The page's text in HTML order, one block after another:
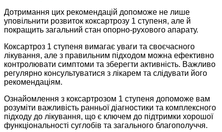
Дотримання цих рекомендацій допоможе не лише
уповільнити розвиток коксартрозу 1 ступеня, але й
покращить загальний стан опорно-рухового апарату.
Коксартроз 1 ступеня вимагає уваги та своєчасного
лікування, але з правильним підходом можна ефективно
контролювати симптоми та зберегти активність. Важливо
регулярно консультуватися з лікарем та слідувати його
рекомендаціям.
Ознайомлення з коксартрозом 1 ступеня допоможе вам
розуміти важливість ранньої діагностики та комплексного
підходу до лікування, що є ключем до підтримки хорошої
функціональності суглобів та загального благополуччя.